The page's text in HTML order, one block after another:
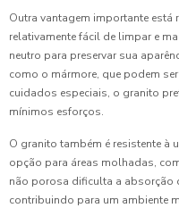
Outra vantagem importante está
relativamente fácil de limpar e
neutro para preservar sua
como o mármore, que podem
cuidados especiais, o granito
mínimos esforços.
O granito também é resistente à
opção para áreas molhadas,
não porosa dificulta a absorção
contribuindo para um ambiente